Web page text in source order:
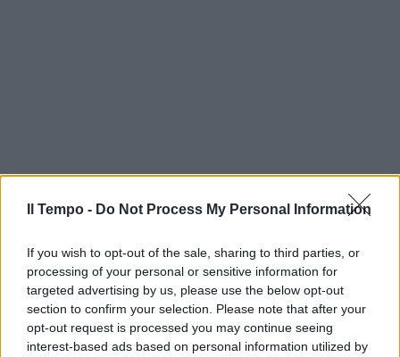
Il Tempo - Do Not Process My Personal Information
If you wish to opt-out of the sale, sharing to third parties, or
processing of your personal or sensitive information for
targeted advertising by us, please use the below opt-out
section to confirm your selection. Please note that after your
opt-out request is processed you may continue seeing
interest-based ads based on personal information utilized by